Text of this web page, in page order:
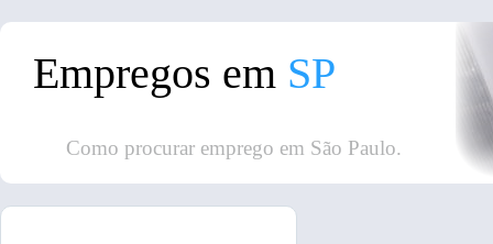
Empregos em SP
Como procurar emprego em São Paulo.